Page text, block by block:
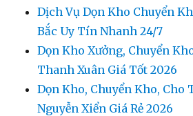
Dịch Vụ Dọn Kho Chuyển
Bắc Uy Tín Nhanh 24/7
Dọn Kho Xưởng, Chuyển
Thanh Xuân Giá Tốt 2026
Dọn Kho, Chuyển Kho, Cho
Nguyễn Xiển Giá Rẻ 2026